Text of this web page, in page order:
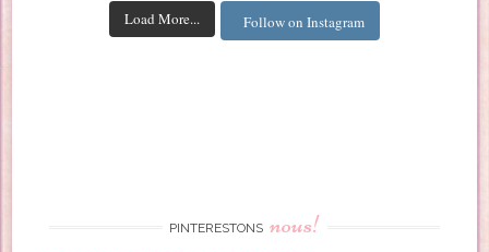
Load More... Follow on Instagram
PINTERESTONS nous!